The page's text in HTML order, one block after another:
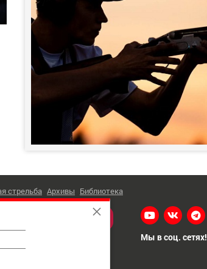
стрельба Архивы Библиотека
НА НОВОСТИ
Мы в соц. сетях!